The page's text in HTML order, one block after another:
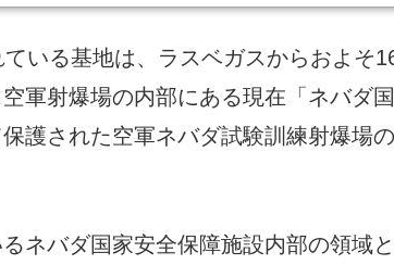
ネバダ国家安全保障施設内部の領域
リア51の飛行場はホーミー空港と呼
に出されることが多いです。グルー
ます。